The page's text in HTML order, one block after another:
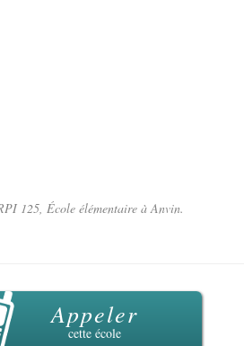
125, École élémentaire à Anvin.
Appeler
cette école